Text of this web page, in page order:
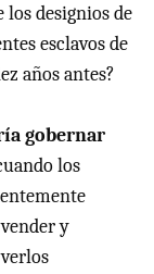
los designios de
esclavos de
años antes?
gobernar
los
y